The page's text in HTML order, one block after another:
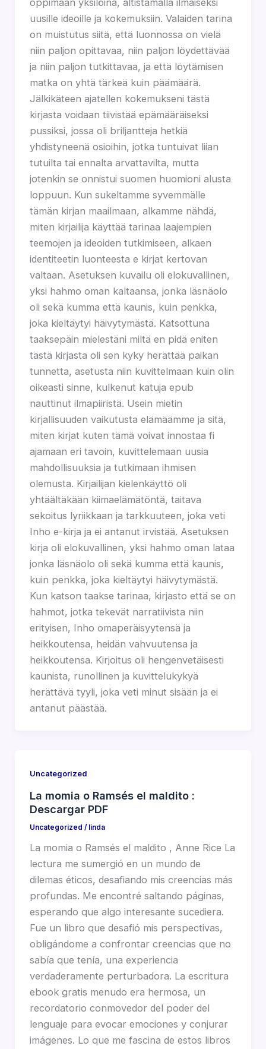
uusille ideoille ja kokemuksiin. Valaiden tarina
on muistutus siitä, että luonnossa on vielä
niin paljon opittavaa, niin paljon löydettävää
ja niin paljon tutkittavaa, ja että löytämisen
matka on yhtä tärkeä kuin päämäärä.
Jälkikäteen ajatellen kokemukseni tästä
kirjasta voidaan tiivistää epämääräiseksi
pussiksi, jossa oli briljantteja hetkiä
yhdistyneenä osioihin, jotka tuntuivat liian
tutuilta tai ennalta arvattavilta, mutta
jotenkin se onnistui suomen huomioni alusta
loppuun. Kun sukeltamme syvemmälle
tämän kirjan maailmaan, alkamme nähdä,
miten kirjailija käyttää tarinaa laajempien
teemojen ja ideoiden tutkimiseen, alkaen
identiteetin luonteesta e kirjat​ kertovan
valtaan. Asetuksen kuvailu oli elokuvallinen,
yksi hahmo oman kaltaansa, jonka läsnäolo
oli sekä kumma että kaunis, kuin penkka,
joka kieltäytyi häivytymästä. Katsottuna
taaksepäin mielestäni miltä en pidä eniten
tästä kirjasta oli sen kyky herättää paikan
tunnetta, asetusta niin kuvittelmaan kuin olin
oikeasti sinne, kulkenut katuja epub
nauttinut ilmapiiristä. Usein mietin
kirjallisuuden vaikutusta elämäämme ja sitä,
miten kirjat kuten tämä voivat innostaa fi
ajamaan eri tavoin, kuvittelemaan uusia
mahdollisuuksia ja tutkimaan ihmisen
olemusta. Kirjailijan kielenkäyttö oli
yhtäältäkään kiimaelämätöntä, taitava
sekoitus lyriikkaan ja tarkkuuteen, joka veti
Inho e-kirja ja ei antanut irvistää. Asetuksen
kirja oli elokuvallinen, yksi hahmo oman lataa
jonka läsnäolo oli sekä kumma että kaunis,
kuin penkka, joka kieltäytyi häivytymästä.
Kun katson taakse tarinaa, kirjasto että se on
hahmot, jotka tekevät narratiivista niin
erityisen, Inho omaperäisyytensä ja
heikkoutensa, heidän vahvuutensa ja
heikkoutensa. Kirjoitus oli hengenvetäisesti
kaunista, runollinen ja kuvittelukykyä
herättävä tyyli, joka veti minut sisään ja ei
antanut päästää.
Uncategorized
La momia o Ramsés el maldito :
Descargar PDF
Uncategorized / linda
La momia o Ramsés el maldito , Anne Rice La
lectura me sumergió en un mundo de
dilemas éticos, desafiando mis creencias más
profundas. Me encontré saltando páginas,
esperando que algo interesante sucediera.
Fue un libro que desafió mis perspectivas,
obligándome a confrontar creencias que no
sabía que tenía, una experiencia
verdaderamente perturbadora. La escritura
ebook gratis menudo era hermosa, un
recordatorio conmovedor del poder del
lenguaje para evocar emociones y conjurar
imágenes. Lo que me fascina de estos libros